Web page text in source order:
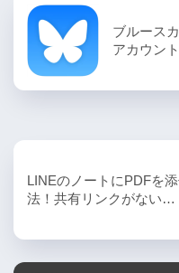
ブルース
アカウン
LINEのノートにPDFを
法！共有リンクがない…